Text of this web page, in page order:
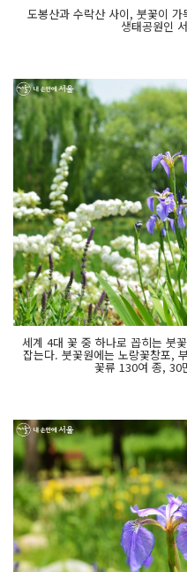
도봉산과 수락산 사이, 붓꽃이
생태공원인
세계 4대 꽃 중 하나로 꼽히는 붓
잡는다. 붓꽃원에는 노랑꽃창포,
꽃류 130여 종, 30